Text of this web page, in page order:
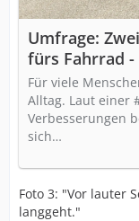
Umfrage:
fürs Fahrrad -
Für viele
Alltag. Laut einer
Verbesserungen
sich…
Foto 3: "Vor lauter
langgeht."